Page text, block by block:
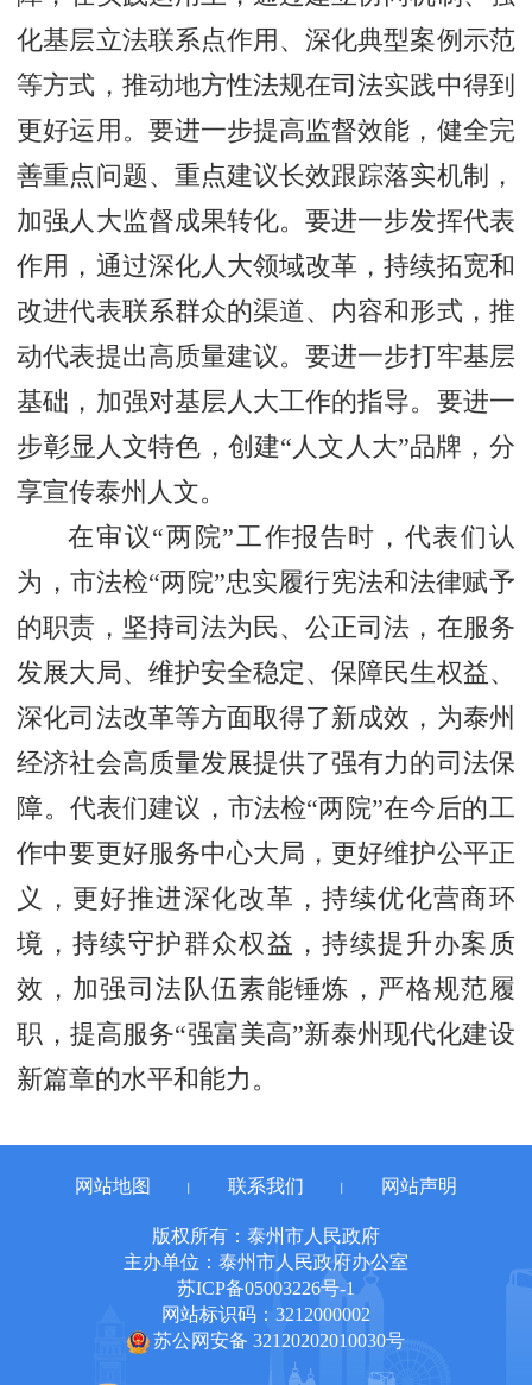
化基层立法联系点作用、深化典型案例示范
等方式，推动地方性法规在司法实践中得到
更好运用。要进一步提高监督效能，健全完
善重点问题、重点建议长效跟踪落实机制，
加强人大监督成果转化。要进一步发挥代表
作用，通过深化人大领域改革，持续拓宽和
改进代表联系群众的渠道、内容和形式，推
动代表提出高质量建议。要进一步打牢基层
基础，加强对基层人大工作的指导。要进一
步彰显人文特色，创建“人文人大”品牌，分
享宣传泰州人文。
在审议“两院”工作报告时，代表们认
为，市法检“两院”忠实履行宪法和法律赋予
的职责，坚持司法为民、公正司法，在服务
发展大局、维护安全稳定、保障民生权益、
深化司法改革等方面取得了新成效，为泰州
经济社会高质量发展提供了强有力的司法保
障。代表们建议，市法检“两院”在今后的工
作中要更好服务中心大局，更好维护公平正
义，更好推进深化改革，持续优化营商环
境，持续守护群众权益，持续提升办案质
效，加强司法队伍素能锤炼，严格规范履
职，提高服务“强富美高”新泰州现代化建设
新篇章的水平和能力。
网站地图 联系我们 网站声明
版权所有：泰州市人民政府
主办单位：泰州市人民政府办公室
苏ICP备05003226号-1
网站标识码：3212000002
苏公网安备 32120202010030号